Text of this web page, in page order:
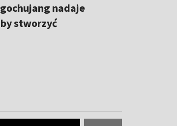
nadaje
stworzyć